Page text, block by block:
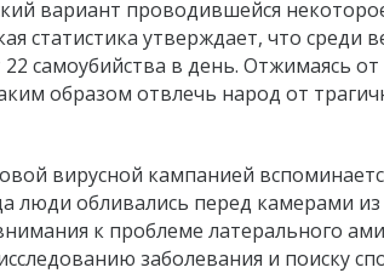
вариант проводившейся
статистика утверждает, что среди
самоубийства в день. Отжимаясь
образом отвлечь народ от
вирусной кампанией
люди обливались перед камерами
к проблеме латерального
заболевания и поиску